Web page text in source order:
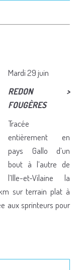
Mardi 29 juin
REDON >
FOUGÈRES
Tracée
entièrement en
pays Gallo d’un
bout à l’autre de
l’Ille-et-Vilaine la
sur terrain plat à
aux sprinteurs pour